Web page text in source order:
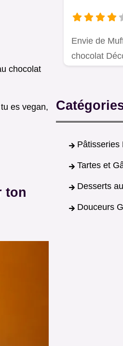
chocolat
es vegan,
ton
Envie de
chocolat
Pâtisseries
Tartes et
Desserts
Douceurs